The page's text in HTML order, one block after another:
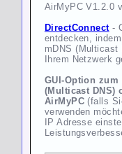
AirMyPC V1.2.0
DirectConnect-
entdecken,
mDNS (Multicast
Ihrem Netzwerk
GUI-Option zum
(Multicast DNS)
AirMyPC (falls
verwenden
IP Adresse